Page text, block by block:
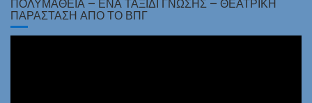
ΠΟΛΥΜΆΘΕΙΑ – ΈΝΑ ΤΑΞΊΔΙ ΓΝΏΣΗΣ – ΘΕΑΤΡΙΚΉ
ΠΑΡΆΣΤΑΣΗ ΑΠΌ ΤΟ ΒΠΓ